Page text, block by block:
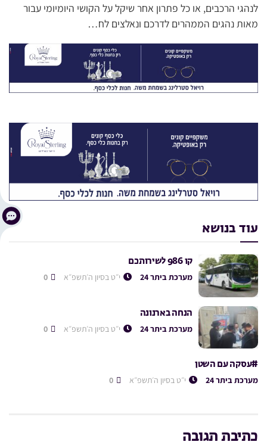
לנהגי הרכבים, או כל פתרון אחר שיקל על הקושי היומיומי עבור
מאות נהגים הממהרים לדרכם ונאלצים לח…
עוד בנושא
קו 986 לשירותכם
מערכת ביתר 24 י״ט בסיון ה׳תשפ״א
הנחה בארנונה
מערכת ביתר 24 י״ט בסיון ה׳תשפ״א
#עסקה עם השטן
מערכת ביתר 24 י״ט בסיון ה׳תשפ״א
כתיבת תגובה